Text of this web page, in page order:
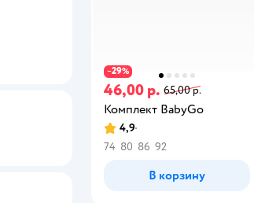
−29%
46,00 р. 65,00 р.
Комплект BabyGо
4,9
74 80 86 92
В корзину